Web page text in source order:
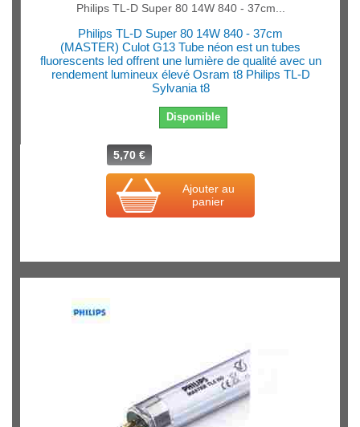
Philips TL-D Super 80 14W 840 - 37cm...
Philips TL-D Super 80 14W 840 - 37cm
(MASTER) Culot G13 Tube néon est un tubes
fluorescents led offrent une lumière de qualité avec un
rendement lumineux élevé Osram t8 Philips TL-D
Sylvania t8
Disponible
5,70 €
Ajouter au
panier